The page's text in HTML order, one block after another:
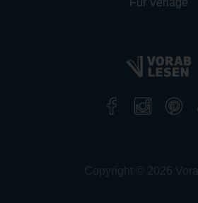
Für Verlage
Copyright © 2026